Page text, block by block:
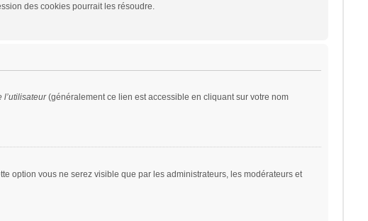
des cookies pourrait les résoudre.
l’utilisateur(généralement ce lien est accessible en cliquant sur votre nom
option vous ne serez visible que par les administrateurs, les modérateurs et